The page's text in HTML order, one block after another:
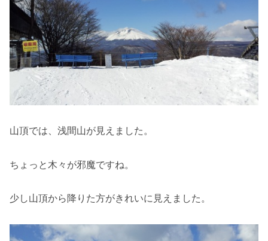
山頂では、浅間山が見えました。
ちょっと木々が邪魔ですね。
少し山頂から降りた方がきれいに見えました。